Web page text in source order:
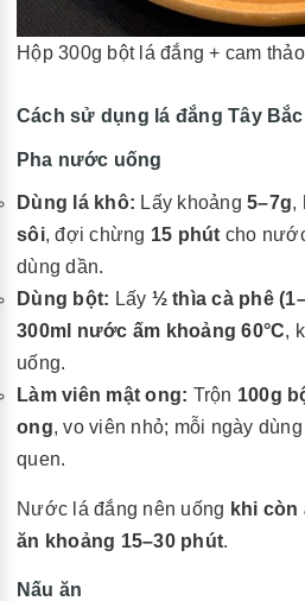
Hộp 300g bột lá đắng + cam
Cách sử dụng lá đắng Tây Bắc
Pha nước uống
Dùng lá khô: Lấy khoảng 5–7g,
sôi, đợi chừng 15 phút cho
dùng dần.
Dùng bột: Lấy ½ thìa cà phê
300ml nước ấm khoảng 60°C,
uống.
Làm viên mật ong: Trộn 100g
ong, vo viên nhỏ; mỗi ngày dùng
quen.
Nước lá đắng nên uống khi còn
ăn khoảng 15–30 phút.
Nấu ăn